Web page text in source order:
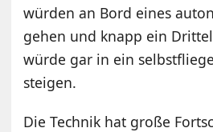
würden an Bord eines
gehen und knapp ein
würde gar in ein
steigen.
Die Technik hat große